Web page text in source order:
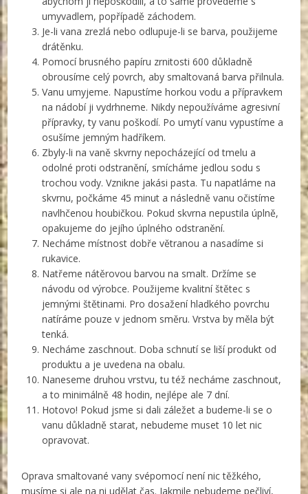
umyvadlem, popřípadě záchodem.
Je-li vana zrezlá nebo odlupuje-li se barva, použijeme
drátěnku.
Pomocí brusného papíru zrnitosti 600 důkladně
obrousíme celý povrch, aby smaltovaná barva přilnula.
Vanu umyjeme. Napustíme horkou vodu a přípravkem
na nádobí ji vydrhneme. Nikdy nepoužíváme agresivní
přípravky, ty vanu poškodí. Po umytí vanu vypustíme a
osušíme jemným hadříkem.
Zbyly-li na vaně skvrny nepocházející od tmelu a
odolné proti odstranění, smícháme jedlou sodu s
trochou vody. Vznikne jakási pasta. Tu napatláme na
skvrnu, počkáme 45 minut a následně vanu očistíme
navlhčenou houbičkou. Pokud skvrna nepustila úplně,
opakujeme do jejího úplného odstranění.
Necháme místnost dobře větranou a nasadíme si
rukavice.
Natřeme nátěrovou barvou na smalt. Držíme se
návodu od výrobce. Použijeme kvalitní štětec s
jemnými štětinami. Pro dosažení hladkého povrchu
natíráme pouze v jednom směru. Vrstva by měla být
tenká.
Necháme zaschnout. Doba schnutí se liší produkt od
produktu a je uvedena na obalu.
Naneseme druhou vrstvu, tu též necháme zaschnout,
a to minimálně 48 hodin, nejlépe ale 7 dní.
Hotovo! Pokud jsme si dali záležet a budeme-li se o
vanu důkladně starat, nebudeme muset 10 let nic
opravovat.
Oprava smaltované vany svépomocí není nic těžkého,
musíme si ale na ni udělat čas. Jakmile nebudeme pečliví,